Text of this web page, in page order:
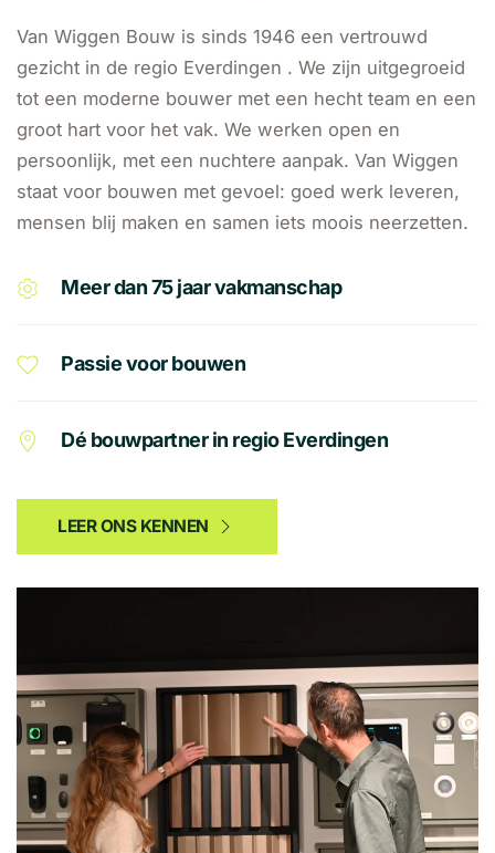
Van Wiggen Bouw is sinds 1946 een vertrouwd
gezicht in de regio Everdingen . We zijn uitgegroeid
tot een moderne bouwer met een hecht team en een
groot hart voor het vak. We werken open en
persoonlijk, met een nuchtere aanpak. Van Wiggen
staat voor bouwen met gevoel: goed werk leveren,
mensen blij maken en samen iets moois neerzetten.
Meer dan 75 jaar vakmanschap
Passie voor bouwen
Dé bouwpartner in regio Everdingen
LEER ONS KENNEN